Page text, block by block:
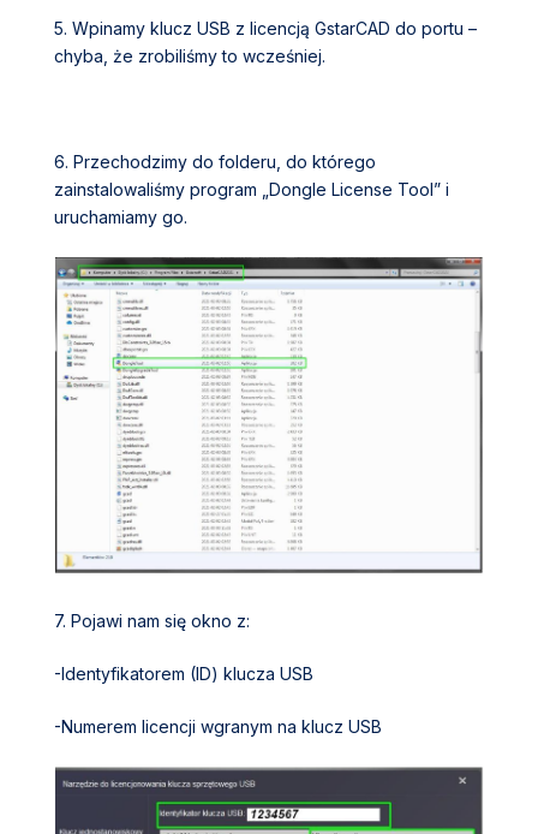
5. Wpinamy kluczUSB z licencjąGstarCADdo portu –
chyba, że zrobiliśmy to wcześniej.
6. Przechodzimy dofolderu , do którego
zainstalowaliśmyprogram „Dongle License Tool” i
uruchamiamy go.
7.Pojawi nam się okno z:
-Identyfikatorem (ID) klucza USB
-Numerem licencji wgranym na klucz USB